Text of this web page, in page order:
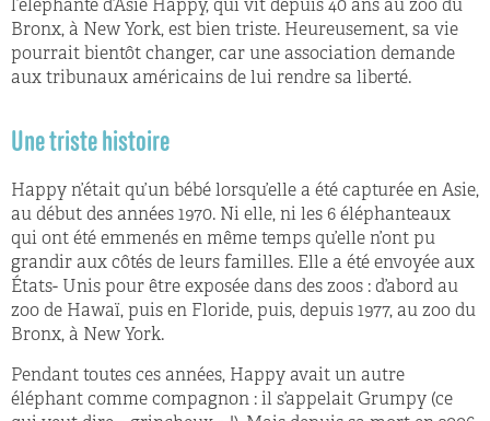
l’éléphante d’Asie Happy, qui vit depuis 40 ans au zoo du
Bronx, à New York, est bien triste. Heureusement, sa vie
pourrait bientôt changer, car une association demande
aux tribunaux américains de lui rendre sa liberté.
Une triste histoire
Happy n’était qu’un bébé lorsqu’elle a été capturée en Asie,
au début des années 1970. Ni elle, ni les 6 éléphanteaux
qui ont été emmenés en même temps qu’elle n’ont pu
grandir aux côtés de leurs familles. Elle a été envoyée aux
États- Unis pour être exposée dans des zoos : d’abord au
zoo de Hawaï, puis en Floride, puis, depuis 1977, au zoo du
Bronx, à New York.
Pendant toutes ces années, Happy avait un autre
éléphant comme compagnon : il s’appelait Grumpy (ce